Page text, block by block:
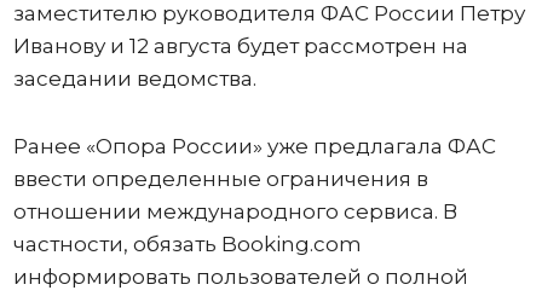
заместителю руководителя ФАС России Петру
Иванову и 12 августа будет рассмотрен на
заседании ведомства.
Ранее «Опора России» уже предлагала ФАС
ввести определенные ограничения в
отношении международного сервиса. В
частности, обязать Booking.com
информировать пользователей о полной